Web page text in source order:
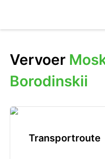
Vervoer
Borodinskii
Transportroute